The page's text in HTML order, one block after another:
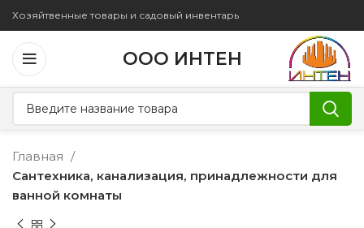
Хозяйтвенные товары и садовый инвентарь
ООО ИНТЕН
Главная
Сантехника, канализация, принадлежности для
ванной комнаты